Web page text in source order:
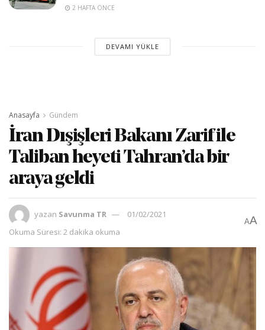
2 HAFTA ÖNCE
DEVAMI YÜKLE
Anasayfa Gündem
İran Dışişleri Bakanı Zarif ile
Taliban heyeti Tahran’da bir
araya geldi
yazan Savunma TR
01/02/2021
Okuma Süresi: 2 dakika okuma
AA